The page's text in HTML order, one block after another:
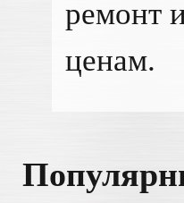
ремонт
ценам.